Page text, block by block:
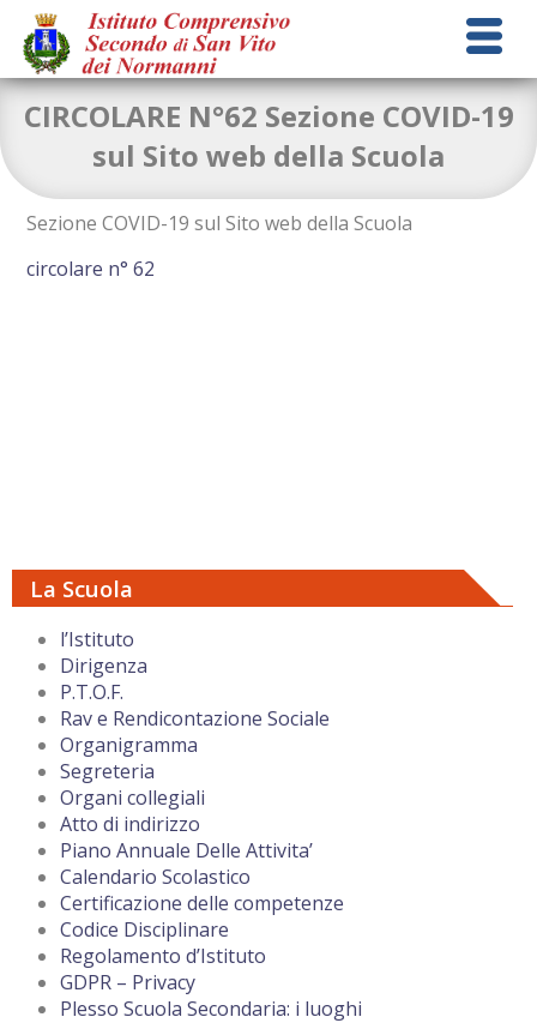
La Scuola
l’Istituto
Dirigenza
P.T.O.F.
Rav e Rendicontazione Sociale
Organigramma
Segreteria
Organi collegiali
Atto di indirizzo
Piano Annuale Delle Attivita’
Calendario Scolastico
Certificazione delle competenze
Codice Disciplinare
Regolamento d’Istituto
GDPR – Privacy
Plesso Scuola Secondaria: i luoghi
CIRCOLARE N°62 Sezione COVID-19
sul Sito web della Scuola
Sezione COVID-19 sul Sito web della Scuola
circolare n° 62